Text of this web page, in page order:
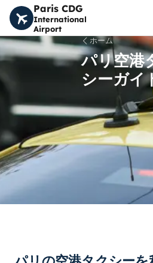
Paris CDG
International
Airport
ホーム
パリ空港
シーガイ